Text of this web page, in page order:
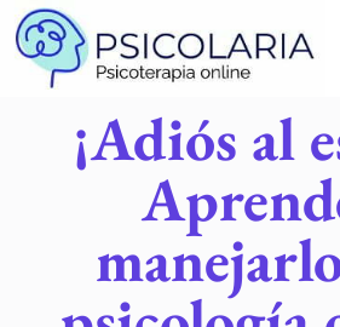
¡Adiós al